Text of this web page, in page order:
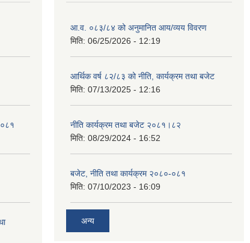
आ.व. ०८३/८४ को अनुमानित आय/व्यय विवरण
मिति: 06/25/2026 - 12:19
आर्थिक वर्ष ८२/८३ को नीति, कार्यक्रम तथा बजेट
मिति: 07/13/2025 - 12:16
नीति कार्यक्रम तथा बजेट २०८१।८२
मिति: 08/29/2024 - 16:52
बजेट, नीति तथा कार्यक्रम २०८०-०८१
मिति: 07/10/2023 - 16:09
अन्य